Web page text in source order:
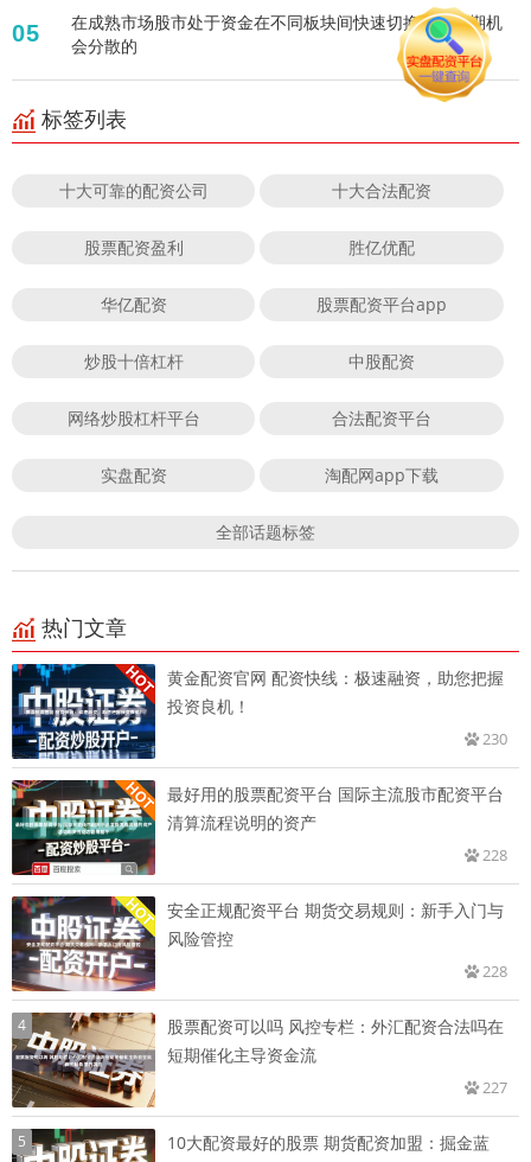
05
在成熟市场股市处于资金在不同板块间快速切换导致短期机
会分散的
标签列表
十大可靠的配资公司 十大合法配资
股票配资盈利 胜亿优配
华亿配资 股票配资平台app
炒股十倍杠杆 中股配资
网络炒股杠杆平台 合法配资平台
实盘配资 淘配网app下载
全部话题标签
热门文章
黄金配资官网 配资快线：极速融资，助您把握
投资良机！
230
最好用的股票配资平台 国际主流股市配资平台
清算流程说明的资产
228
安全正规配资平台 期货交易规则：新手入门与
风险管控
228
4
股票配资可以吗 风控专栏：外汇配资合法吗在
短期催化主导资金流
227
5
10大配资最好的股票 期货配资加盟：掘金蓝